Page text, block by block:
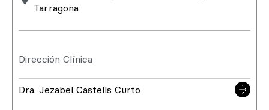
Tarragona
Dirección Clínica
Dra. Jezabel Castells Curto